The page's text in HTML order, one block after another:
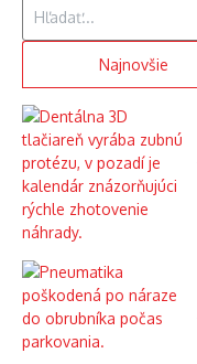
Najnovšie